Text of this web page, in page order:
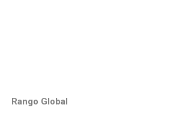
Rango Global